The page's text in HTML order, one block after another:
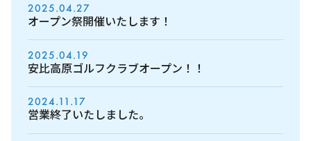
2025.04.27
オープン祭開催いたします！
2025.04.19
安比高原ゴルフクラブオープン！！
2024.11.17
営業終了いたしました。